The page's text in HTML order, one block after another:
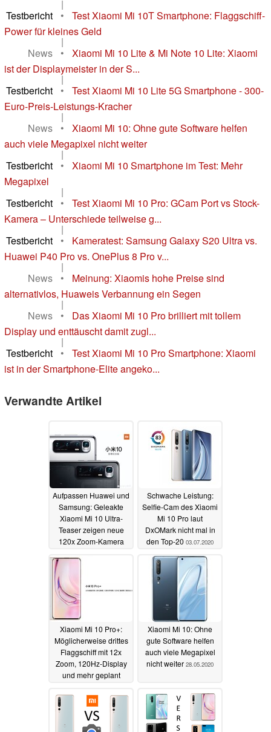
|
Testbericht
•
Test Xiaomi Mi 10T Smartphone: Flaggschiff-
Power für kleines Geld
|
News
•
Xiaomi Mi 10 Lite & Mi Note 10 Lite: Xiaomi
ist der Displaymeister in der S...
|
Testbericht
•
Test Xiaomi Mi 10 Lite 5G Smartphone - 300-
Euro-Preis-Leistungs-Kracher
|
News
•
Xiaomi Mi 10: Ohne gute Software helfen
auch viele Megapixel nicht weiter
|
Testbericht
•
Xiaomi Mi 10 Smartphone im Test: Mehr
Megapixel
|
Testbericht
•
Test Xiaomi Mi 10 Pro: GCam Port vs Stock-
Kamera – Unterschiede teilweise g...
|
Testbericht
•
Kameratest: Samsung Galaxy S20 Ultra vs.
Huawei P40 Pro vs. OnePlus 8 Pro v...
|
News
•
Meinung: Xiaomis hohe Preise sind
alternativlos, Huaweis Verbannung ein Segen
|
News
•
Das Xiaomi Mi 10 Pro brilliert mit tollem
Display und enttäuscht damit zugl...
|
Testbericht
•
Test Xiaomi Mi 10 Pro Smartphone: Xiaomi
ist in der Smartphone-Elite angeko...
Verwandte Artikel
Aufpassen Huawei und
Samsung: Geleakte
Xiaomi Mi 10 Ultra-
Teaser zeigen neue
120x Zoom-Kamera
Keramik-Rückseite
Schwache Leistung:
Selfie-Cam des Xiaomi
Mi 10 Pro laut
DxOMark nicht mal in
den Top-20 03.07.2020
Xiaomi Mi 10 Pro+:
Möglicherweise drittes
Flaggschiff mit 12x
Zoom, 120Hz-Display
und mehr geplant
Xiaomi Mi 10: Ohne
gute Software helfen
auch viele Megapixel
nicht weiter 28.05.2020